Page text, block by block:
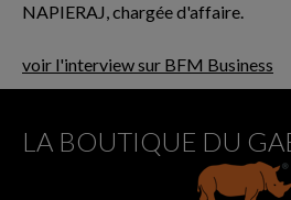
NAPIERAJ, chargée d'affaire.
voir l'interview sur BFM Business
LA BOUTIQUE DU